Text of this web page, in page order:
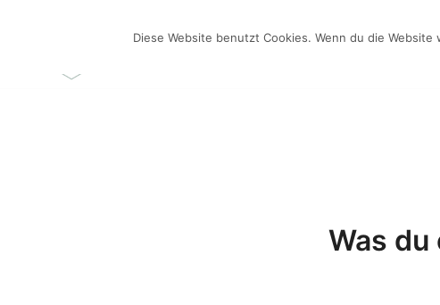
ÜBER MICH VIDEO-BLOG
Was
Diese Website benutzt Cookies. Wenn du die